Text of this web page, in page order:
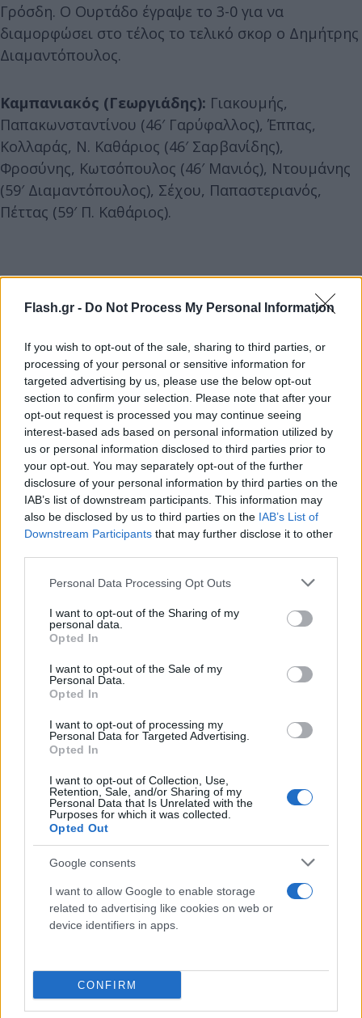
Flash.gr - Do Not Process My Personal Information
If you wish to opt-out of the sale, sharing to third parties, or
processing of your personal or sensitive information for
targeted advertising by us, please use the below opt-out
section to confirm your selection. Please note that after your
opt-out request is processed you may continue seeing
interest-based ads based on personal information utilized by
us or personal information disclosed to third parties prior to
your opt-out. You may separately opt-out of the further
disclosure of your personal information by third parties on the
IAB’s list of downstream participants. This information may
also be disclosed by us to third parties on the IAB’s List of
Downstream Participants that may further disclose it to other
Please note that this website/app uses one or more Google
not limited to your visit or usage behaviour. You may click to
grant or deny consent to Google and its third-party tags to
use your data for below specified purposes in below Google
consent section.
Personal Data Processing Opt Outs
I want to opt-out of the Sharing of my
personal data.
Opted In
I want to opt-out of the Sale of my
Personal Data.
Opted In
I want to opt-out of processing my
Personal Data for Targeted Advertising.
Opted In
I want to opt-out of Collection, Use,
Retention, Sale, and/or Sharing of my
Personal Data that Is Unrelated with the
Purposes for which it was collected.
Opted Out
Google consents
I want to allow Google to enable storage
related to advertising like cookies on web or
device identifiers in apps.
CONFIRM
Γρόσδη. Ο Ουρτάδο έγραψε το 3-0 για να
διαμορφώσει στο τέλος το τελικό σκορ ο Δημήτρης
Διαμαντόπουλος.
Καμπανιακός (Γεωργιάδης): Γιακουμής,
Παπακωνσταντίνου (46′ Γαρύφαλλος), Έππας,
Κολλαράς, Ν. Καθάριος (46′ Σαρβανίδης),
Φροσύνης, Κωτσόπουλος (46′ Μανιός), Ντουμάνης
(59′ Διαμαντόπουλος), Σέχου, Παπαστεριανός,
Πέττας (59′ Π. Καθάριος).
Μοναστηρλής, Φίλων, Σινανάι, Λαγωνίδης, Κωττάς
(78′Ρουμιάντσεβ), Γρόσδης, Τσοπούρογλου (78′
Μπράντονιτς), Γκούμας (67′ Καλόγερος), Κανίς (83′
Αδάμ), Σμυρλής (67′ Τσαούσης), Ουρτάδο.